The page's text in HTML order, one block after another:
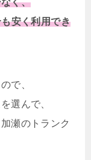
安く利用でき
で、
選んで、
瀬のトランク